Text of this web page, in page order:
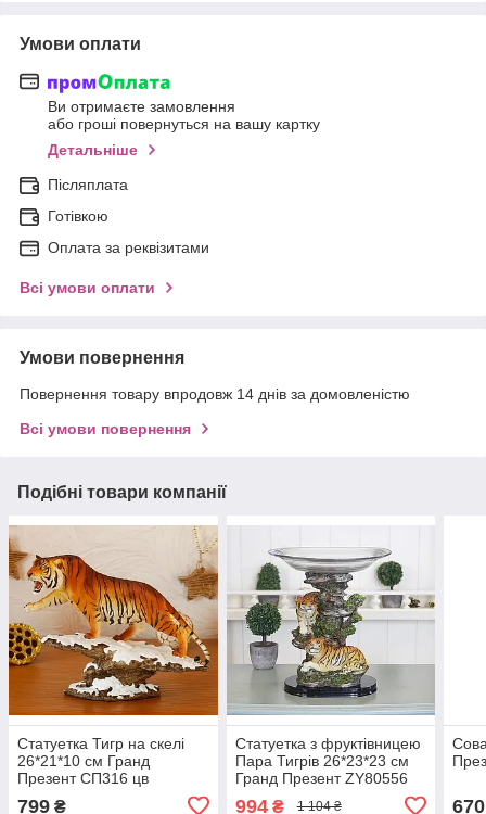
Умови оплати
Ви отримаєте замовлення
або гроші повернуться на вашу картку
Детальніше
Післяплата
Готівкою
Оплата за реквізитами
Всі умови оплати
Умови повернення
Повернення товару впродовж 14 днів за домовленістю
Всі умови повернення
Подібні товари компанії
Статуетка Тигр на скелі
26*21*10 см Гранд
Презент СП316 цв
799 ₴
Статуетка з фруктівницею
Пара Тигрів 26*23*23 см
Гранд Презент ZY80556
994₴ 1 104 ₴ 670